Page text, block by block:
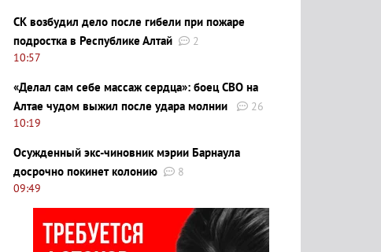
СК возбудил дело после гибели при пожаре
подростка в Республике Алтай
2
10:57
«Делал сам себе массаж сердца»: боец СВО на
Алтае чудом выжил после удара молнии
26
10:19
Осужденный экс-чиновник мэрии Барнаула
досрочно покинет колонию
8
09:49